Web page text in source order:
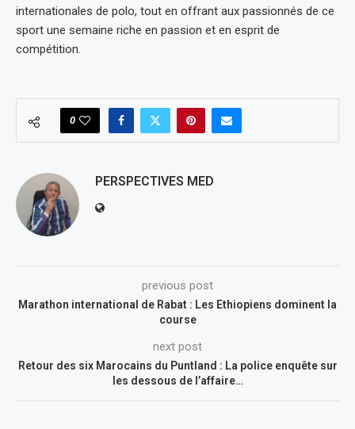
internationales de polo, tout en offrant aux passionnés de ce
sport une semaine riche en passion et en esprit de
compétition.
0
PERSPECTIVES MED
previous post
Marathon international de Rabat : Les Ethiopiens dominent la
course
next post
Retour des six Marocains du Puntland : La police enquête sur
les dessous de l’affaire…